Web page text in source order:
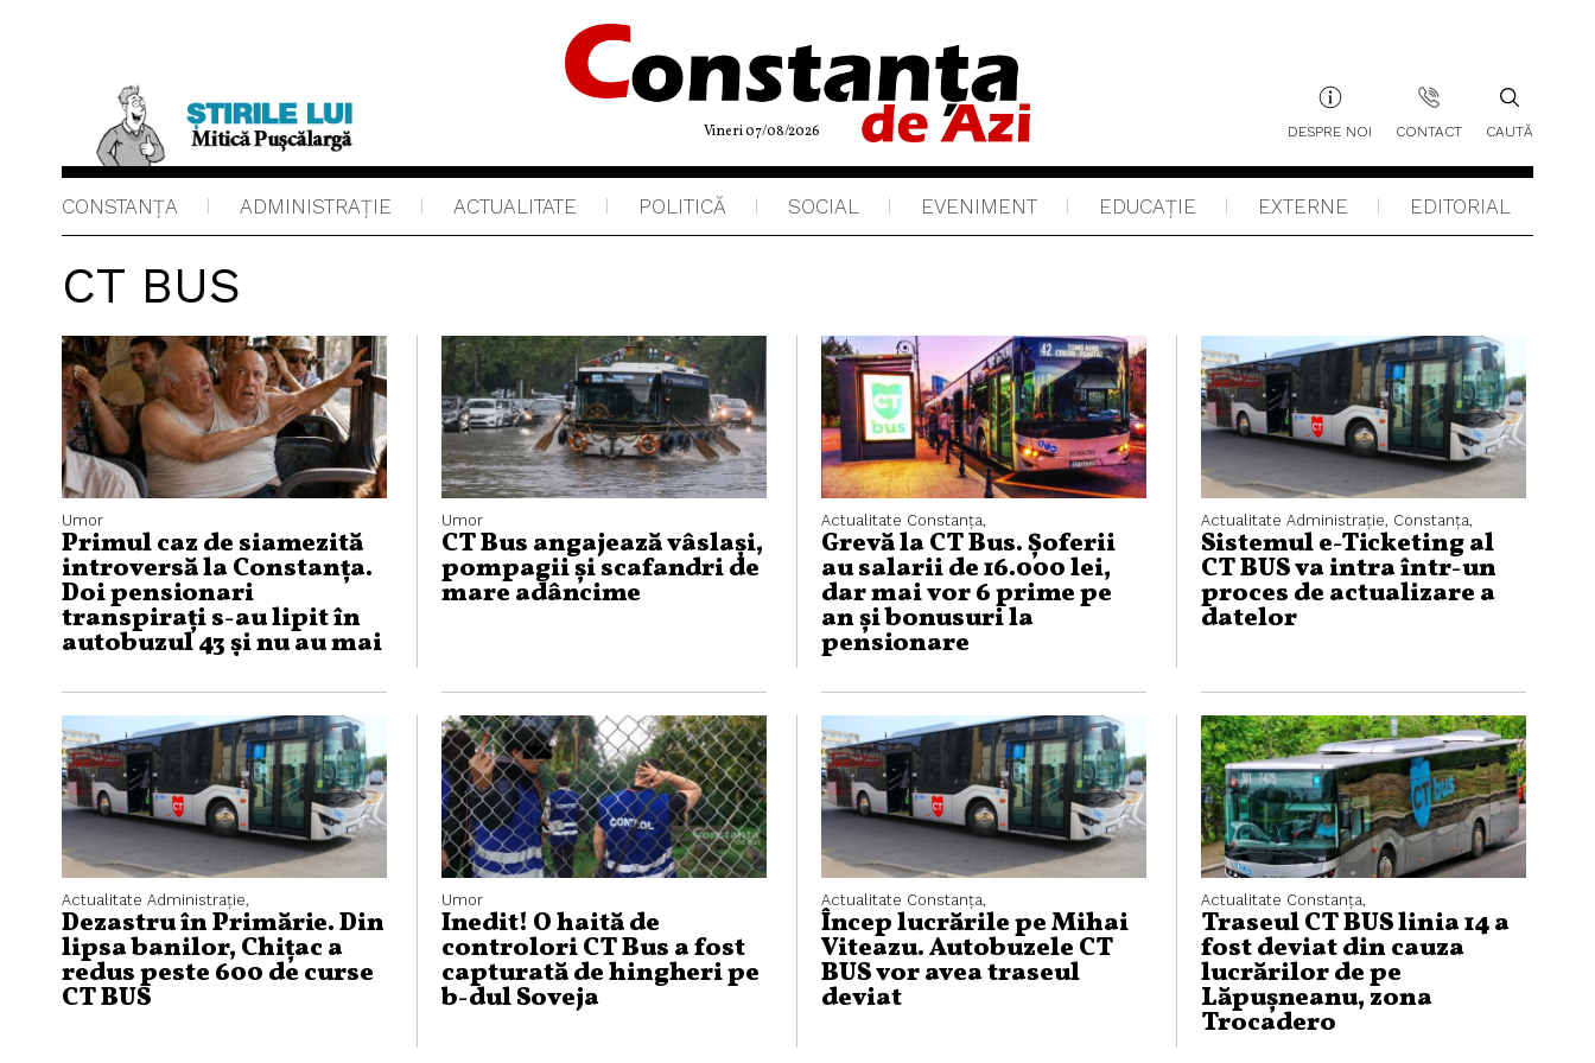
Vineri 07/08/2026 DESPRE NOI CONTACT CAUTĂ
CONSTANȚA ADMINISTRAŢIE ACTUALITATE POLITICĂ SOCIAL EVENIMENT EDUCAŢIE EXTERNE EDITORIAL
CT BUS
Umor
Primul caz de siamezită
introversă la Constanța.
Doi pensionari
transpirați s-au lipit în
autobuzul 43 și nu au mai
Umor
CT Bus angajează vâslași,
pompagii și scafandri de
mare adâncime
Actualitate Constanța,
Grevă la CT Bus. Șoferii
au salarii de 16.000 lei,
dar mai vor 6 prime pe
an și bonusuri la
pensionare
Actualitate Administraţie, Constanța,
Sistemul e-Ticketing al
CT BUS va intra într-un
proces de actualizare a
datelor
Actualitate Administraţie,
Dezastru în Primărie. Din
lipsa banilor, Chițac a
redus peste 600 de curse
CT BUS
Umor
Inedit! O haită de
controlori CT Bus a fost
capturată de hingheri pe
b-dul Soveja
Actualitate Constanța,
Încep lucrările pe Mihai
Viteazu. Autobuzele CT
BUS vor avea traseul
deviat
Actualitate Constanța,
Traseul CT BUS linia 14 a
fost deviat din cauza
lucrărilor de pe
Lăpușneanu, zona
Trocadero